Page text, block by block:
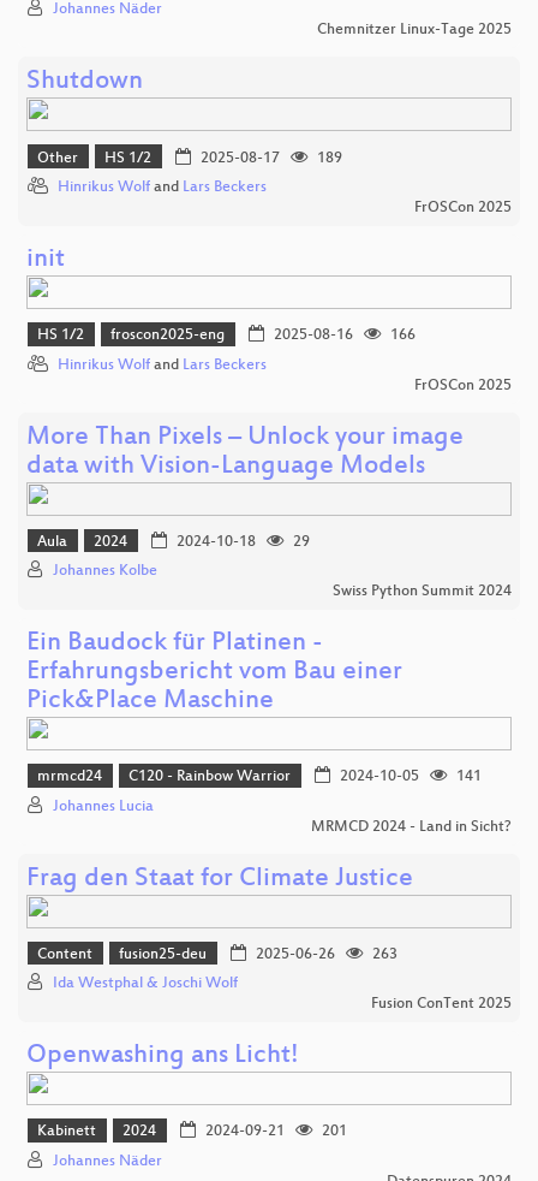
Johannes Näder
Chemnitzer Linux-Tage 2025
Shutdown
Other HS 1/2 2025-08-17
189
Hinrikus Wolf and Lars Beckers
FrOSCon 2025
init
HS 1/2 froscon2025-eng 2025-08-16
166
Hinrikus Wolf and Lars Beckers
FrOSCon 2025
More Than Pixels – Unlock your image
data with Vision-Language Models
Aula 2024 2024-10-18
29
Johannes Kolbe
Swiss Python Summit 2024
Ein Baudock für Platinen -
Erfahrungsbericht vom Bau einer
Pick&Place Maschine
mrmcd24 C120 - Rainbow Warrior 2024-10-05
141
Johannes Lucia
MRMCD 2024 - Land in Sicht?
Frag den Staat for Climate Justice
Content fusion25-deu 2025-06-26
263
Ida Westphal & Joschi Wolf
Fusion ConTent 2025
Openwashing ans Licht!
Kabinett 2024 2024-09-21
201
Johannes Näder